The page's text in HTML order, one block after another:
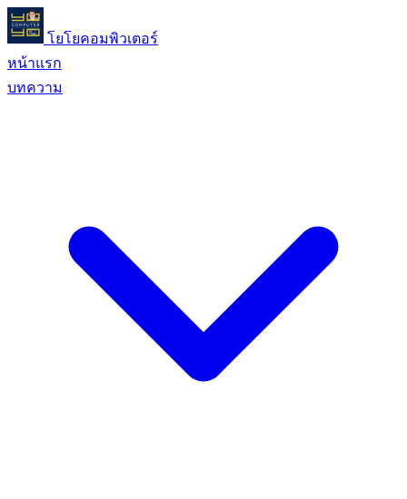
โยโยคอมพิวเตอร์
หน้าแรก
บทความ